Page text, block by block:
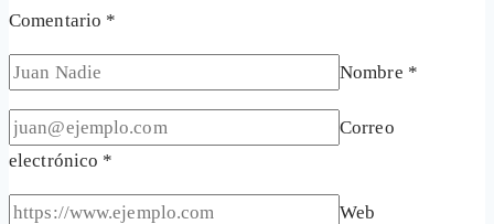
Comentario *
Nombre *
Correo
electrónico *
Web